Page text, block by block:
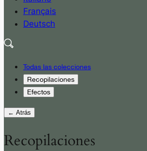
Français
Deutsch
Todas las colecciones
Recopilaciones
Efectos
← Atrás
Recopilaciones